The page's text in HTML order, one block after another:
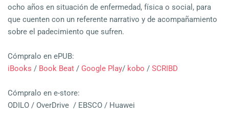
ocho años en situación de enfermedad, física o social, para
que cuenten con un referente narrativo y de acompañamiento
sobre el padecimiento que sufren.
Cómpralo en ePUB:
iBooks / Book Beat / Google Play/ kobo / SCRIBD
Cómpralo en e-store:
ODILO / OverDrive / EBSCO / Huawei